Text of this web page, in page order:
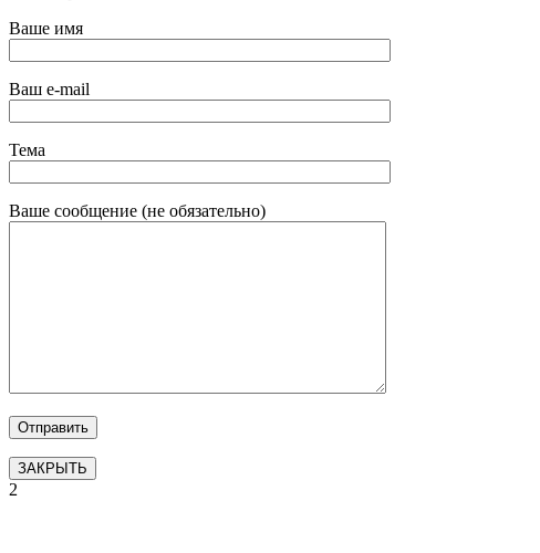
Ваше имя
Ваш e-mail
Тема
Ваше сообщение (не обязательно)
ЗАКРЫТЬ
2